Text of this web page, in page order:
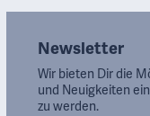
Newsletter
Wir bieten Dir die
und Neuigkeiten
zu werden.